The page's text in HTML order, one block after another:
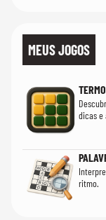
MEUS JOGOS
TERMO
dicas e
ritmo.